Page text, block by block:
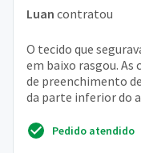
Luan contratou
O tecido que
em baixo rasgou. As
de preenchimento
da parte inferior do
Pedido atendido